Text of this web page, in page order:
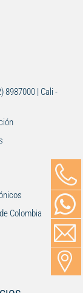
8987000 | Cali -
Colombia